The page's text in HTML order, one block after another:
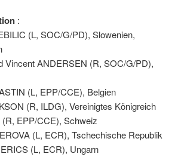
:
(L, SOC/G/PD), Slowenien,
Vincent ANDERSEN (R, SOC/G/PD),
(L, EPP/CCE), Belgien
(R, ILDG), Vereinigtes Königreich
EPP/CCE), Schweiz
(L, ECR), Tschechische Republik
(L, ECR), Ungarn